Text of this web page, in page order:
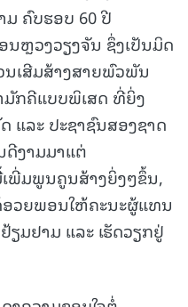
ຄົບຮອບ 60 ປີ
ນຫຼວງວຽງຈັນ ຊຶ່ງເປັນມິດ
ເສີມສ້າງສາຍພົວພັນ
ມັກຄີແບບພິເສດ ທີ່ຍິ່ງ
ແລະ ປະຊາຊົນສອງຊາດ
ງາມມາແຕ່
ພີ່ມພູນຄູນສ້າງຍິ່ງໆຂຶ້ນ,
ອວຍພອນໃຫ້ຄະນະຜູ້ແທນ
ຽມຢາມ ແລະ ເຮັດວຽກຢູ່